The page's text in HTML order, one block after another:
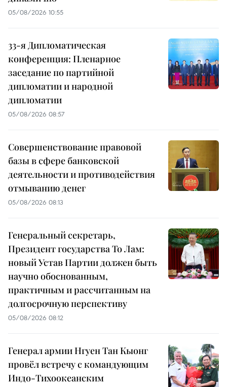
05/08/2026 10:55
33-я Дипломатическая
конференция: Пленарное
заседание по партийной
дипломатии и народной
дипломатии
05/08/2026 08:57
Совершенствование правовой
базы в сфере банковской
деятельности и противодействия
отмыванию денег
05/08/2026 08:13
Генеральный секретарь,
Президент государства То Лам:
новый Устав Партии должен быть
научно обоснованным,
практичным и рассчитанным на
долгосрочную перспективу
05/08/2026 08:12
Генерал армии Нгуен Тан Кыонг
провёл встречу с командующим
Индо-Тихоокеанским